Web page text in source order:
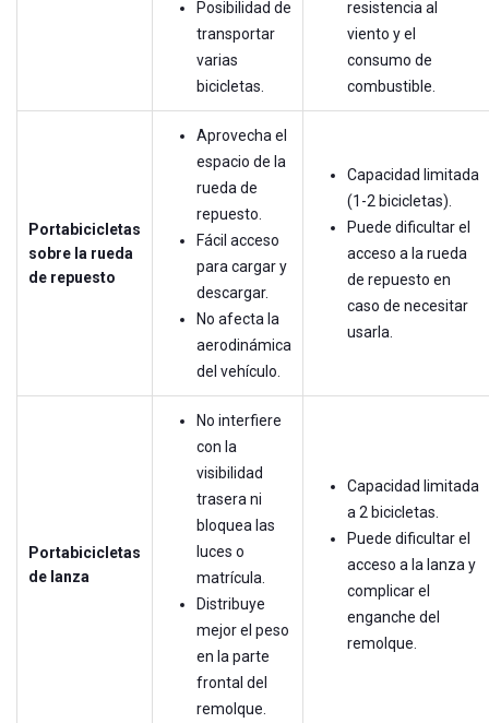
Posibilidad de
transportar
varias
bicicletas.
resistencia al
viento y el
consumo de
combustible.
Portabicicletas
sobre la rueda
de repuesto
Aprovecha el
espacio de la
rueda de
repuesto.
Fácil acceso
para cargar y
descargar.
No afecta la
aerodinámica
del vehículo.
Capacidad limitada
(1-2 bicicletas).
Puede dificultar el
acceso a la rueda
de repuesto en
caso de necesitar
usarla.
Portabicicletas
de lanza
No interfiere
con la
visibilidad
trasera ni
bloquea las
luces o
matrícula.
Distribuye
mejor el peso
en la parte
frontal del
remolque.
Capacidad limitada
a 2 bicicletas.
Puede dificultar el
acceso a la lanza y
complicar el
enganche del
remolque.